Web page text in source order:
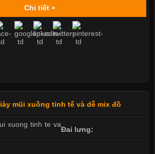
Chi tiết »
mũi xuồng tinh tế và dễ mix đồ
Đai lưng: